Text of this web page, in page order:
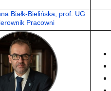
Białk-Bielińska, prof. UG
Pracowni